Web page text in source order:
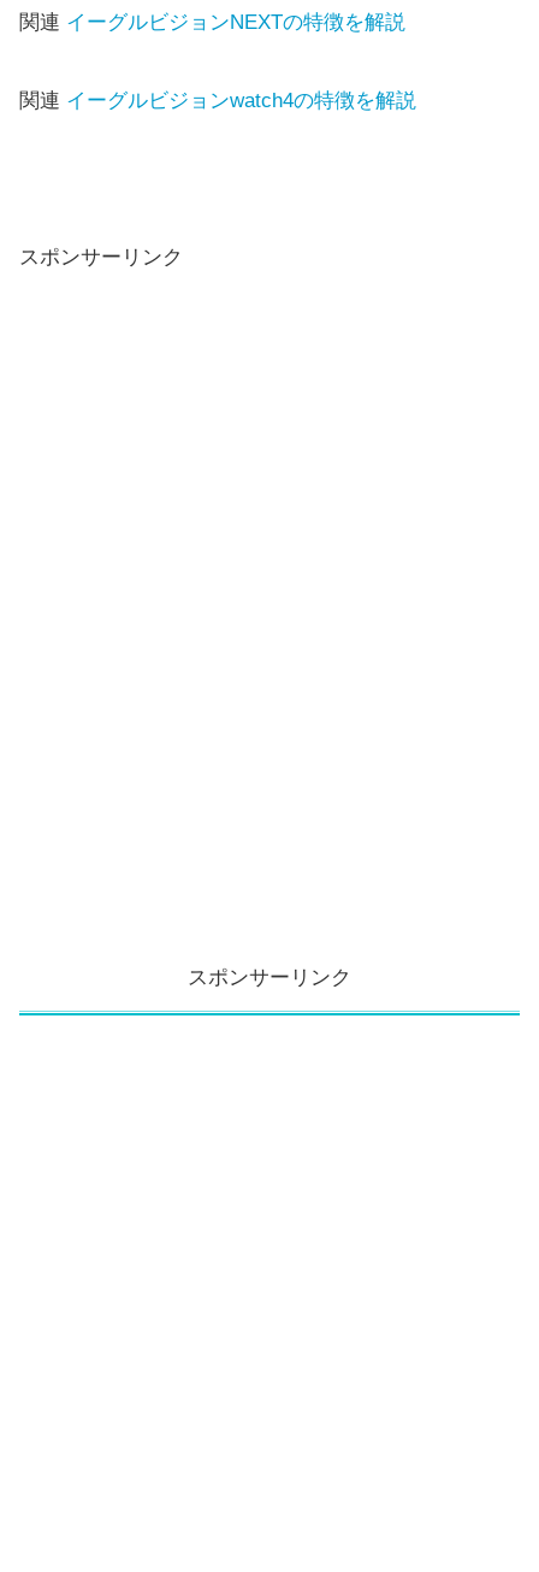
関連 イーグルビジョンNEXTの特徴を解説
関連 イーグルビジョンwatch4の特徴を解説
スポンサーリンク
スポンサーリンク